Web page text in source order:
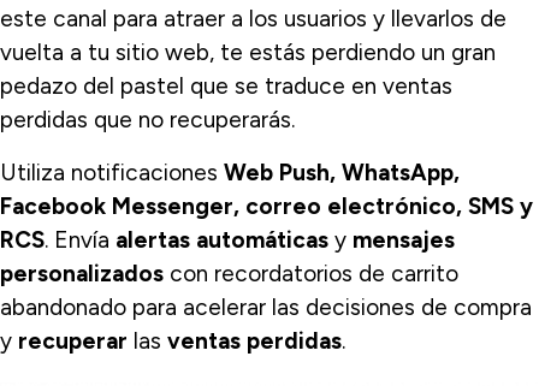
este canal para atraer a los usuarios y llevarlos de
vuelta a tu sitio web, te estás perdiendo un gran
pedazo del pastel que se traduce en ventas
perdidas que no recuperarás.
Utiliza notificaciones Web Push, WhatsApp,
Facebook Messenger, correo electrónico, SMS y
RCS. Envía alertas automáticas y mensajes
personalizados con recordatorios de carrito
abandonado para acelerar las decisiones de compra
y recuperar las ventas perdidas.